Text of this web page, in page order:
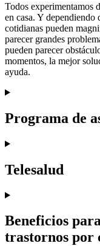
Todos experimentamos
en casa. Y dependiendo
cotidianas pueden
parecer grandes
pueden parecer
momentos, la mejor
ayuda.
Programa de
Telesalud
Beneficios
trastornos por